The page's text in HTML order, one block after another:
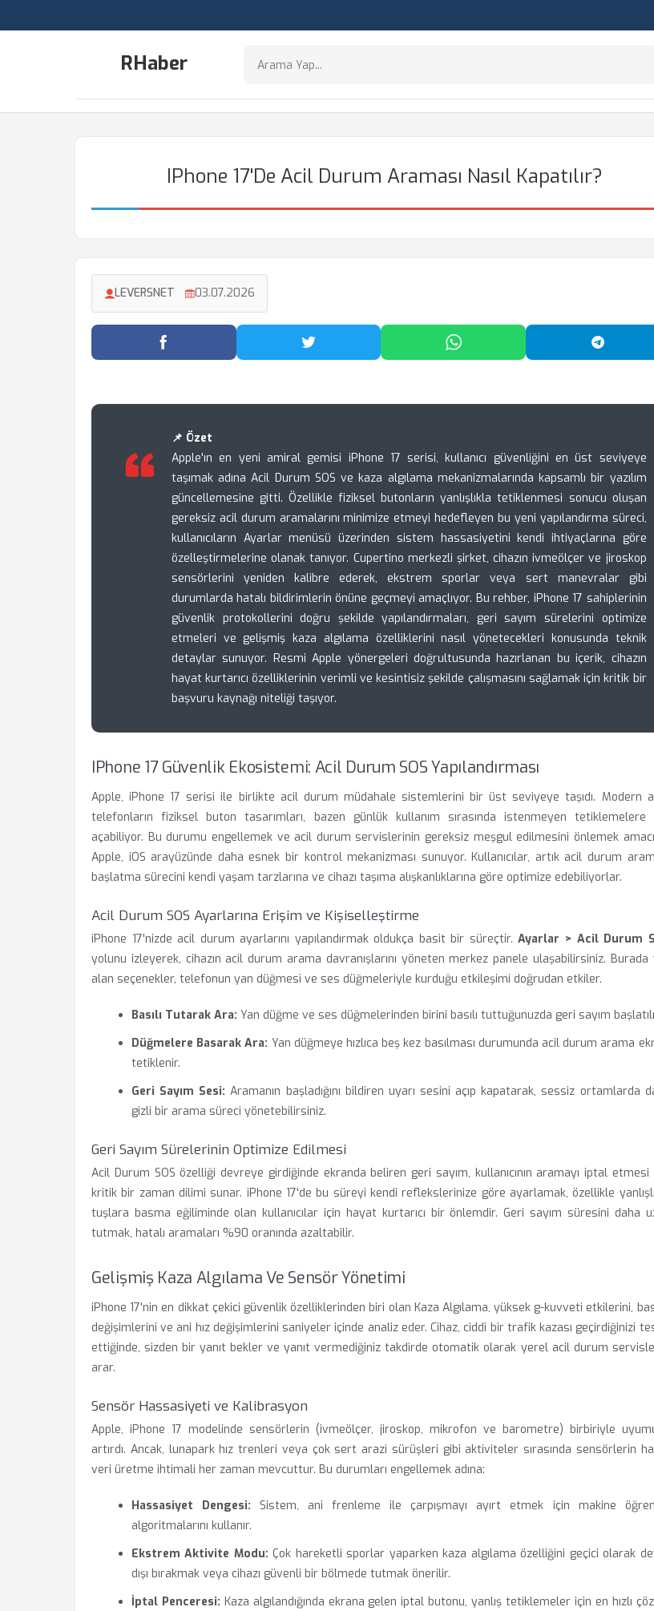
RHaber
IPhone 17'de Acil Durum Araması Nasıl Kapatılır?
LEVERSNET 03.07.2026
Facebook'ta Paylaş Twitter'da Paylaş WhatsApp'ta Paylaş
📌 Özet
Apple'ın en yeni amiral gemisi iPhone 17 serisi, kullanıcı güvenliğini en üst seviyeye
taşımak adına Acil Durum SOS ve kaza algılama mekanizmalarında kapsamlı bir yazılım
güncellemesine gitti. Özellikle fiziksel butonların yanlışlıkla tetiklenmesi sonucu oluşan
gereksiz acil durum aramalarını minimize etmeyi hedefleyen bu yeni yapılandırma süreci,
kullanıcıların Ayarlar menüsü üzerinden sistem hassasiyetini kendi ihtiyaçlarına göre
özelleştirmelerine olanak tanıyor. Cupertino merkezli şirket, cihazın ivmeölçer ve jiroskop
sensörlerini yeniden kalibre ederek, ekstrem sporlar veya sert manevralar gibi
durumlarda hatalı bildirimlerin önüne geçmeyi amaçlıyor. Bu rehber, iPhone 17 sahiplerinin
güvenlik protokollerini doğru şekilde yapılandırmaları, geri sayım sürelerini optimize
etmeleri ve gelişmiş kaza algılama özelliklerini nasıl yönetecekleri konusunda teknik
detaylar sunuyor. Resmi Apple yönergeleri doğrultusunda hazırlanan bu içerik, cihazın
hayat kurtarıcı özelliklerinin verimli ve kesintisiz şekilde çalışmasını sağlamak için kritik bir
başvuru kaynağı niteliği taşıyor.
IPhone 17 Güvenlik Ekosistemi: Acil Durum SOS Yapılandırması
Apple, iPhone 17 serisi ile birlikte acil durum müdahale sistemlerini bir üst seviyeye taşıdı. Modern
telefonların fiziksel buton tasarımları, bazen günlük kullanım sırasında istenmeyen tetiklemelere
açabiliyor. Bu durumu engellemek ve acil durum servislerinin gereksiz meşgul edilmesini önlemek
Apple, iOS arayüzünde daha esnek bir kontrol mekanizması sunuyor. Kullanıcılar, artık acil durum
başlatma sürecini kendi yaşam tarzlarına ve cihazı taşıma alışkanlıklarına göre optimize edebiliyorlar.
Acil Durum SOS Ayarlarına Erişim ve Kişiselleştirme
iPhone 17'nizde acil durum ayarlarını yapılandırmak oldukça basit bir süreçtir.Ayarlar > Acil Durum
yolunu izleyerek, cihazın acil durum arama davranışlarını yöneten merkez panele ulaşabilirsiniz. Burada
alan seçenekler, telefonun yan düğmesi ve ses düğmeleriyle kurduğu etkileşimi doğrudan etkiler.
Basılı Tutarak Ara: Yan düğme ve ses düğmelerinden birini basılı tuttuğunuzda geri sayım
Düğmelere Basarak Ara: Yan düğmeye hızlıca beş kez basılması durumunda acil durum arama
tetiklenir.
Geri Sayım Sesi: Aramanın başladığını bildiren uyarı sesini açıp kapatarak, sessiz ortamlarda
gizli bir arama süreci yönetebilirsiniz.
Geri Sayım Sürelerinin Optimize Edilmesi
Acil Durum SOS özelliği devreye girdiğinde ekranda beliren geri sayım, kullanıcının aramayı iptal etmesi
kritik bir zaman dilimi sunar. iPhone 17'de bu süreyi kendi reflekslerinize göre ayarlamak, özellikle
tuşlara basma eğiliminde olan kullanıcılar için hayat kurtarıcı bir önlemdir. Geri sayım süresini daha
tutmak, hatalı aramaları %90 oranında azaltabilir.
Gelişmiş Kaza Algılama Ve Sensör Yönetimi
iPhone 17'nin en dikkat çekici güvenlik özelliklerinden biri olan Kaza Algılama, yüksek g-kuvveti etkilerini,
değişimlerini ve ani hız değişimlerini saniyeler içinde analiz eder. Cihaz, ciddi bir trafik kazası geçirdiğinizi
ettiğinde, sizden bir yanıt bekler ve yanıt vermediğiniz takdirde otomatik olarak yerel acil durum
arar.
Sensör Hassasiyeti ve Kalibrasyon
Apple, iPhone 17 modelinde sensörlerin (ivmeölçer, jiroskop, mikrofon ve barometre) birbiriyle
artırdı. Ancak, lunapark hız trenleri veya çok sert arazi sürüşleri gibi aktiviteler sırasında sensörlerin
veri üretme ihtimali her zaman mevcuttur. Bu durumları engellemek adına:
Hassasiyet Dengesi: Sistem, ani frenleme ile çarpışmayı ayırt etmek için makine
algoritmalarını kullanır.
Ekstrem Aktivite Modu: Çok hareketli sporlar yaparken kaza algılama özelliğini geçici olarak
dışı bırakmak veya cihazı güvenli bir bölmede tutmak önerilir.
İptal Penceresi: Kaza algılandığında ekrana gelen iptal butonu, yanlış tetiklemeler için en hızlı